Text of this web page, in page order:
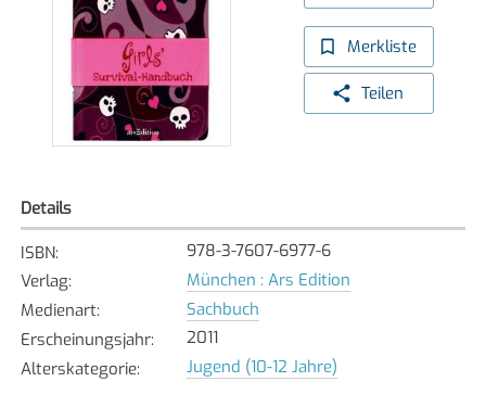
Merkliste
Teilen
Details
ISBN:
978-3-7607-6977-6
Verlag:
München : Ars Edition
Medienart:
Sachbuch
Erscheinungsjahr:
2011
Alterskategorie: Jugend (10-12 Jahre)